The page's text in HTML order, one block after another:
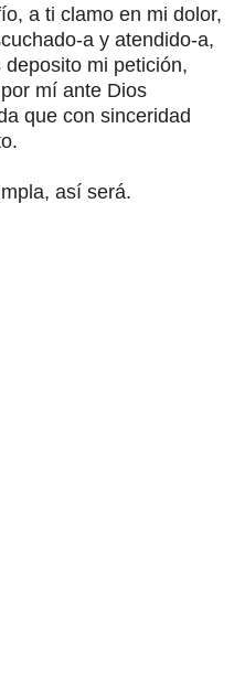
a ti clamo en mi dolor,
a y atendido-a,
mi petición,
mí ante Dios
que con sinceridad
así será.